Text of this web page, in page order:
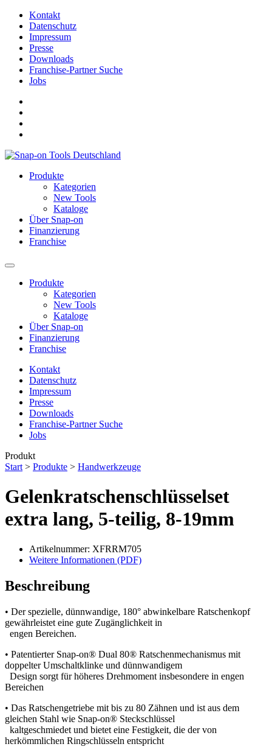
Kontakt
Datenschutz
Impressum
Presse
Downloads
Franchise-Partner Suche
Jobs
Produkte
Kategorien
New Tools
Kataloge
Über Snap-on
Finanzierung
Franchise
Produkte
Kategorien
New Tools
Kataloge
Über Snap-on
Finanzierung
Franchise
Kontakt
Datenschutz
Impressum
Presse
Downloads
Franchise-Partner Suche
Jobs
Produkt
Start > Produkte > Handwerkzeuge
Gelenkratschenschlüsselset
extra lang, 5-teilig, 8-19mm
Artikelnummer: XFRRM705
Weitere Informationen (PDF)
Beschreibung
• Der spezielle, dünnwandige, 180° abwinkelbare Ratschenkopf
gewährleistet eine gute Zugänglichkeit in
engen Bereichen.
• Patentierter Snap-on® Dual 80® Ratschenmechanismus mit
doppelter Umschaltklinke und dünnwandigem
Design sorgt für höheres Drehmoment insbesondere in engen
Bereichen
• Das Ratschengetriebe mit bis zu 80 Zähnen und ist aus dem
gleichen Stahl wie Snap-on® Steckschlüssel
kaltgeschmiedet und bietet eine Festigkeit, die der von
herkömmlichen Ringschlüsseln entspricht